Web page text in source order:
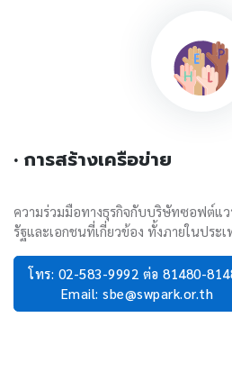
• การสร้างเครือข่าย
ความร่วมมือทางธุรกิจกับบริษัทซอฟต์แ
รัฐและเอกชนที่เกี่ยวข้อง ทั้งภายในประ
โทร: 02-583-9992 ต่อ 81480-
Email: sbe@swpark.or.th